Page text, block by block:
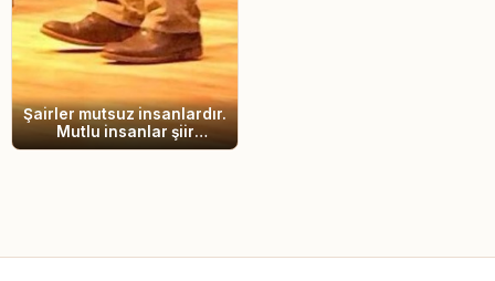
Şairler mutsuz insanlardır.
Mutlu insanlar şiir
yazamaz